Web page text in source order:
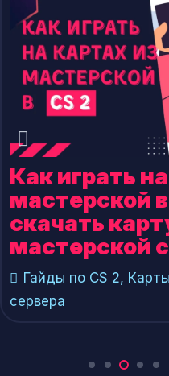
Perfecto
Westmelon
YEKINDAR
Как играть
мастерской
скачать
мастерской
Гайды по CS 2,
сервера